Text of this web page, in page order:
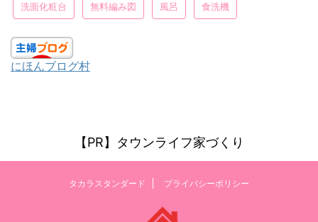
洗面化粧台 無料編み図 風呂 食洗機
にほんブログ村
【PR】タウンライフ家づくり
タカラスタンダード プライバシーポリシー